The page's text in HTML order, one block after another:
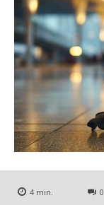
4 min. 0